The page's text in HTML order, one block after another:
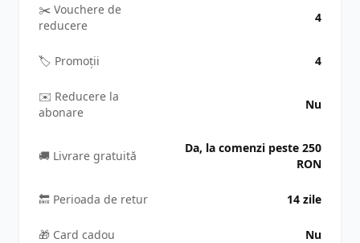
✂️ Vouchere de
reducere
4
🏷️ Promoții 4
✉️ Reducere la
abonare
Nu
🚚 Livrare gratuită
Da, la comenzi peste 250
RON
🔙 Perioada de retur 14 zile
🎁 Card cadou Nu